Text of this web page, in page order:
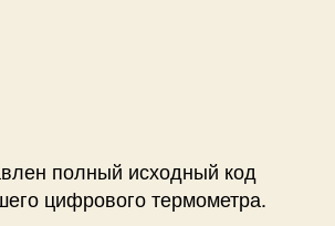
полный исходный код
цифрового термометра.